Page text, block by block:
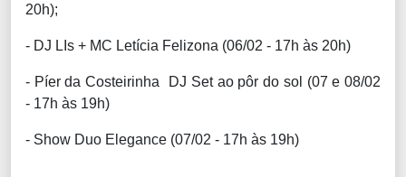
20h);
- DJ LIs + MC Letícia Felizona (06/02 - 17h às 20h)
- Píer da Costeirinha DJ Set ao pôr do sol (07 e 08/02
- 17h às 19h)
- Show Duo Elegance (07/02 - 17h às 19h)